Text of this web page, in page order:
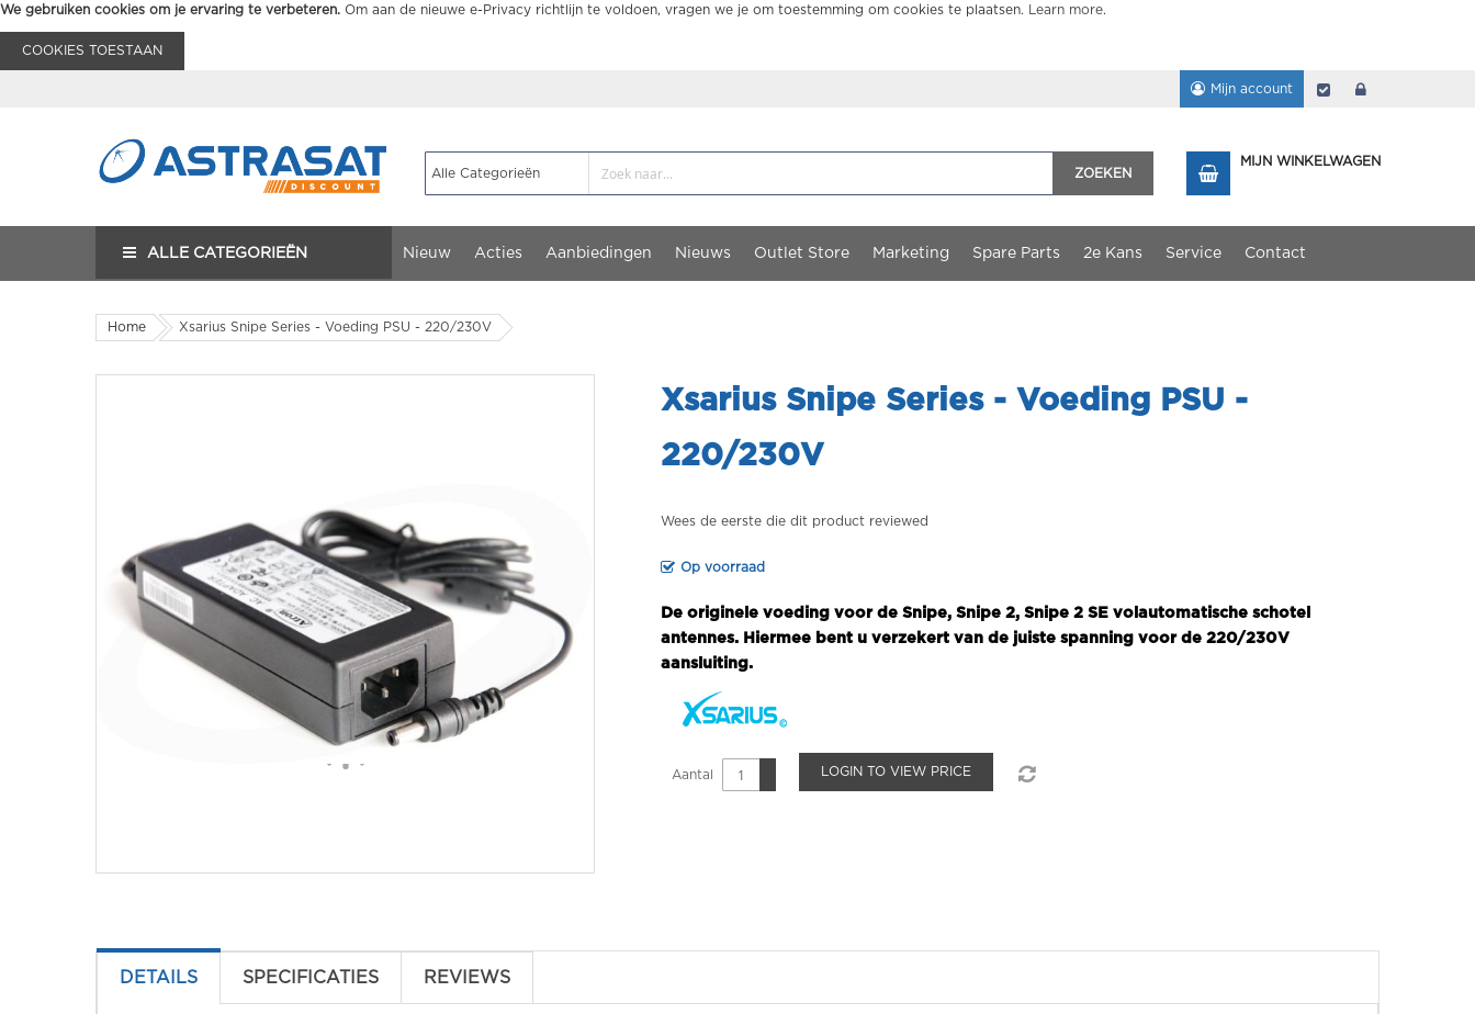
We gebruiken cookies om je ervaring te verbeteren. Om aan de nieuwe e-Privacy richtlijn te voldoen, vragen we je om toestemming om cookies te plaatsen. Learn more.
COOKIES TOESTAAN
Mijn account Afrekenen
ZOEKEN
MIJN WINKELWAGEN
ALLE CATEGORIEËN Nieuw Acties Aanbiedingen Nieuws Outlet Store Marketing Spare Parts 2e Kans Service Contact
Home Xsarius Snipe Series - Voeding PSU - 220/230V
Xsarius Snipe Series - Voeding PSU -
220/230V
Wees de eerste die dit product reviewed
Op voorraad
De originele voeding voor de Snipe, Snipe 2, Snipe 2 SE volautomatische schotel
antennes. Hiermee bent u verzekert van de juiste spanning voor de 220/230V
aansluiting.
Aantal LOGIN TO VIEW PRICE
DETAILS SPECIFICATIES REVIEWS